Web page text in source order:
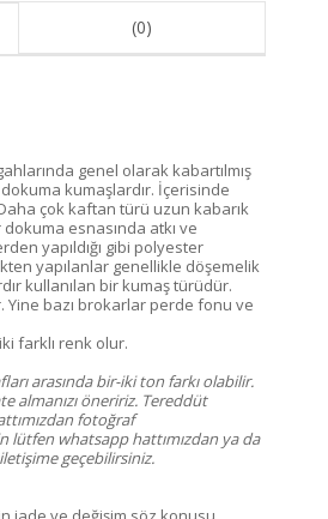
(0)
genel olarak kabartılmış
kumaşlardır. İçerisinde
çok kaftan türü uzun kabarık
esnasında atkı ve
yapıldığı gibi polyester
yapılanlar genellikle döşemelik
kullanılan bir kumaş türüdür.
Yine bazı brokarlar perde fonu ve
farklı renk olur.
arasında bir-iki ton farkı olabilir.
almanızı öneririz. Tereddüt
fotoğraf
lütfen whatsapp hattımızdan ya da
geçebilirsiniz.